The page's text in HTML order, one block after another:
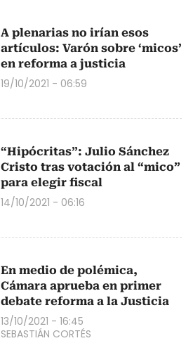
A plenarias no irían esos
artículos: Varón sobre ‘micos’
en reforma a justicia
19/10/2021 - 06:59
“Hipócritas”: Julio Sánchez
Cristo tras votación al “mico”
para elegir fiscal
14/10/2021 - 06:16
En medio de polémica,
Cámara aprueba en primer
debate reforma a la Justicia
13/10/2021 - 16:45
SEBASTIÁN CORTÉS